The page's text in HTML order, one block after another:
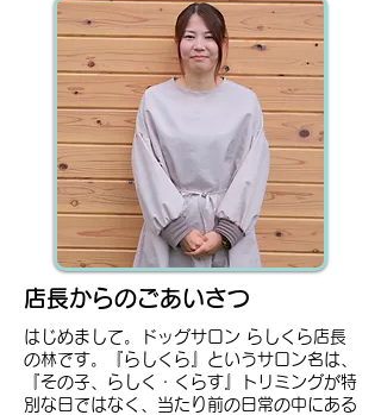
店長からのごあいさつ
はじめまして。ドッグサロン らしくら店長
の林です。『らしくら』というサロン名は、
『その子、らしく・くらす』トリミングが特
別な日ではなく、当たり前の日常の中にある